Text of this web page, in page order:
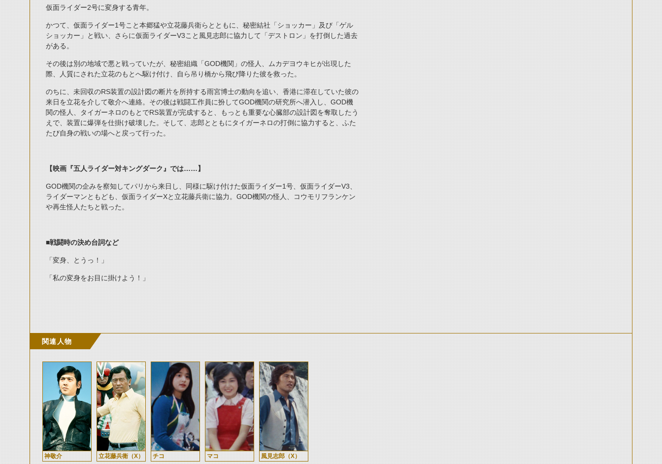
仮面ライダー2号に変身する青年。
かつて、仮面ライダー1号こと本郷猛や立花藤兵衛らとともに、秘密結社「ショッカー」及び「ゲル
ショッカー」と戦い、さらに仮面ライダーV3こと風見志郎に協力して「デストロン」を打倒した過去
がある。
その後は別の地域で悪と戦っていたが、秘密組織「GOD機関」の怪人、ムカデヨウキヒが出現した
際、人質にされた立花のもとへ駆け付け、自ら吊り橋から飛び降りた彼を救った。
のちに、未回収のRS装置の設計図の断片を所持する雨宮博士の動向を追い、香港に滞在していた彼の
来日を立花を介して敬介へ連絡。その後は戦闘工作員に扮してGOD機関の研究所へ潜入し、GOD機
関の怪人、タイガーネロのもとでRS装置が完成すると、もっとも重要な心臓部の設計図を奪取したう
えで、装置に爆弾を仕掛け破壊した。そして、志郎とともにタイガーネロの打倒に協力すると、ふた
たび自身の戦いの場へと戻って行った。
【映画『五人ライダー対キングダーク』では……】
GOD機関の企みを察知してパリから来日し、同様に駆け付けた仮面ライダー1号、仮面ライダーV3、
ライダーマンともども、仮面ライダーXと立花藤兵衛に協力。GOD機関の怪人、コウモリフランケン
や再生怪人たちと戦った。
■戦闘時の決め台詞など
「変身、とうっ！」
「私の変身をお目に掛けよう！」
関連人物
神敬介 立花藤兵衛（X） チコ マコ 風見志郎（X）